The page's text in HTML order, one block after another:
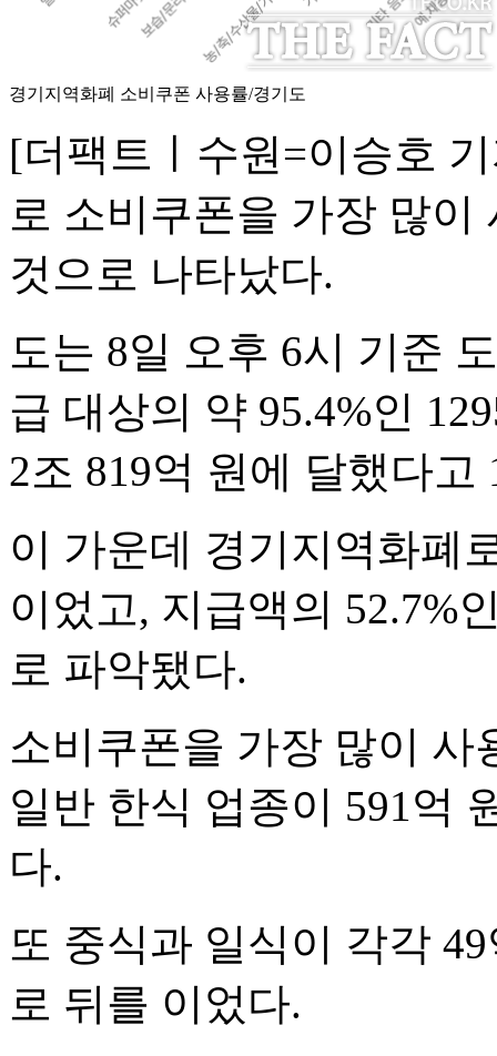
경기지역화폐 소비쿠폰 사용률/경기도
[더팩트ㅣ수원=이승호
로 소비쿠폰을 가장 많이
것으로 나타났다.
도는 8일 오후 6시 기준
급 대상의 약 95.4%인
2조 819억 원에 달했다고
이 가운데 경기지역화폐
이었고, 지급액의 52.7%
로 파악됐다.
소비쿠폰을 가장 많이 사
일반 한식 업종이 591억
다.
또 중식과 일식이 각각
로 뒤를 이었다.